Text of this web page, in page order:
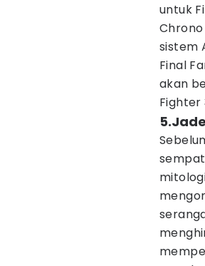
untuk
sistem
Final
akan
Fighter